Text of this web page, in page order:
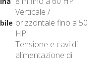
Verticale /
orizzontale fino a 50
HP
Tensione e cavi di
alimentazione di